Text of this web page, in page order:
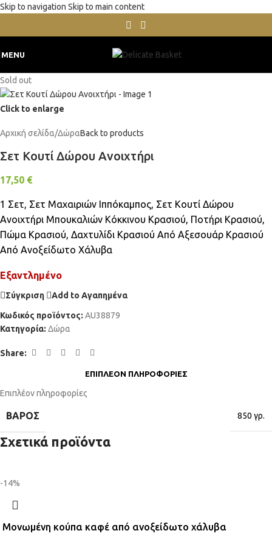
Skip to navigation Skip to main content
MENU
Sold out
Click to enlarge
Αρχική σελίδα/ΔώραBack to products
Σετ Κουτί Δώρου Ανοιχτήρι
17,50 €
1 Σετ, Σετ Μαχαιριών Ιππόκαμπος, Σετ Κουτί Δώρου
Ανοιχτήρι Μπουκαλιών Κόκκινου Κρασιού, Ποτήρι Κρασιού,
Πώμα Κρασιού, Δαχτυλίδι Κρασιού Από Αξεσουάρ Κρασιού
Από Ανοξείδωτο Χάλυβα
Εξαντλημένο
Σύγκριση Add to Αγαπημένα
Κωδικός προϊόντος: AU38879
Κατηγορία: Δώρα
Share:
ΕΠΙΠΛΈΟΝ ΠΛΗΡΟΦΟΡΊΕΣ
Επιπλέον πληροφορίες
ΒΆΡΟΣ 850 γρ.
Σχετικά προϊόντα
-14%
Μονωμένη κούπα καφέ από ανοξείδωτο χάλυβα